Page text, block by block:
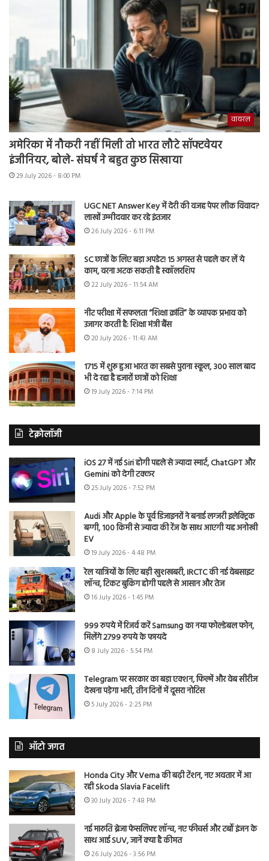
वायरल
अमेरिका में नौकरी नहीं मिली तो भारत लौटे सॉफ्टवेयर
इंजीनियर, बोले- संघर्ष ने बहुत कुछ सिखाया
29 July 2026 - 8:00 PM
UGC NET Answer Key में देरी की वजह पेपर लीक विवाद?
लाखों उम्मीदवार कर रहे इंतजार
26 July 2026 - 6:11 PM
SC छात्रों के लिए बड़ा अपडेट! 15 अगस्त से पहले कर लें ये
काम, वरना अटक सकती है स्कॉलरशिप
22 July 2026 - 11:54 AM
नीट परीक्षा में सफलता “शिक्षा क्रांति” के व्यापक प्रभाव को
उजागर करती है: शिक्षा मंत्री बैंस
20 July 2026 - 11:43 AM
1715 में शुरू हुआ भारत का सबसे पुराना स्कूल, 300 साल बाद
भी दे रहा है हजारों छात्रों को शिक्षा
19 July 2026 - 7:14 PM
टेक्नोलॉजी
iOS 27 में नई Siri होगी पहले से ज्यादा स्मार्ट, ChatGPT और
Gemini को देगी टक्कर
25 July 2026 - 7:52 PM
Audi और Apple के पूर्व डिजाइनरों ने बनाई लग्जरी इलेक्ट्रिक
बग्गी, 100 किमी से ज्यादा की रेंज के साथ आएगी यह अनोखी
EV
19 July 2026 - 4:48 PM
रेल यात्रियों के लिए बड़ी खुशखबरी, IRCTC की नई वेबसाइट
लॉन्च, टिकट बुकिंग होगी पहले से आसान और तेज
16 July 2026 - 1:45 PM
999 रुपये में रिजर्व करें Samsung का नया फोल्डेबल फोन,
मिलेंगे 2799 रुपये के फायदे
8 July 2026 - 5:54 PM
Telegram पर सरकार का बड़ा एक्शन, फिल्में और वेब सीरीज
देखना पड़ेगा भारी, तीन दिनों में दूसरा नोटिस
5 July 2026 - 2:25 PM
ऑटो जगत
Honda City और Verna की बढ़ी टेंशन, नए अवतार में आ
रही Skoda Slavia Facelift
30 July 2026 - 7:48 PM
नई मारुति ब्रेजा फेसलिफ्ट लॉन्च, नए फीचर्स और टर्बो इंजन के
साथ आई SUV, जानें क्या है कीमत
26 July 2026 - 3:56 PM